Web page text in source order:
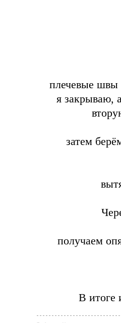
плечевые швы
я закрываю,
затем
получаем
В итоге